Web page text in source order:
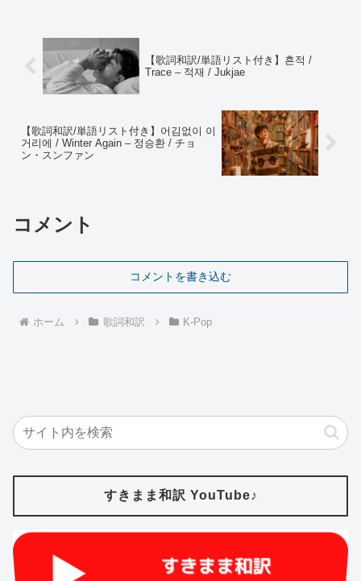
【歌詞和訳/単語リスト付き】흔적 /
Trace – 적재 / Jukjae
【歌詞和訳/単語リスト付き】어김없이 이
거리에 / Winter Again – 정승환 / チョ
ン・スンファン
コメント
コメントを書き込む
ホーム 歌詞和訳 K-Pop
すきまま和訳 YouTube♪